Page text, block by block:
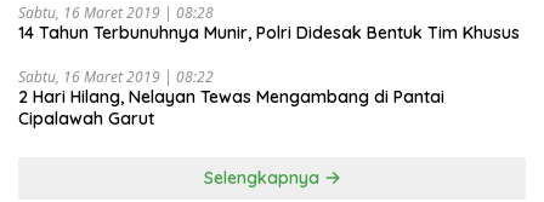
Sabtu, 16 Maret 2019 | 08:28
14 Tahun Terbunuhnya Munir, Polri Didesak Bentuk Tim Khusus
Sabtu, 16 Maret 2019 | 08:22
2 Hari Hilang, Nelayan Tewas Mengambang di Pantai
Cipalawah Garut
Selengkapnya